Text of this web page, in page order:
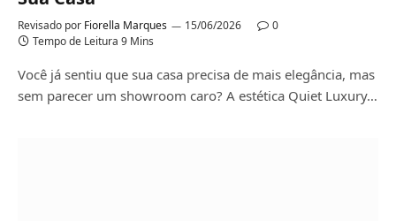
Revisado por Fiorella Marques 15/06/2026
0
Tempo de Leitura 9 Mins
Você já sentiu que sua casa precisa de mais elegância, mas
sem parecer um showroom caro? A estética Quiet Luxury…